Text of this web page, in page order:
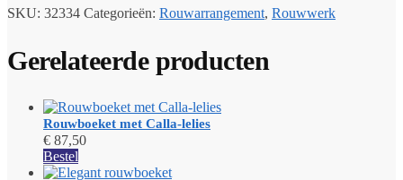
SKU: 32334 Categorieën: Rouwarrangement, Rouwwerk
Gerelateerde producten
Rouwboeket met Calla-lelies
€ 87,50
Bestel